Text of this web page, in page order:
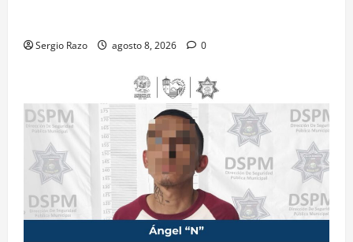
Sergio Razo agosto 8, 2026 0